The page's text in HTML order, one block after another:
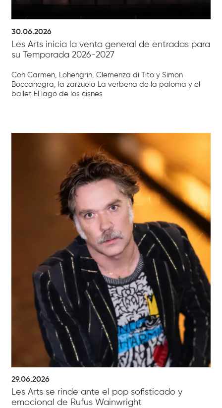
30.06.2026
Les Arts inicia la venta general de entradas para
su Temporada 2026-2027
Con Carmen, Lohengrin, Clemenza di Tito y Simon
Boccanegra, la zarzuela La verbena de la paloma y el
ballet El lago de los cisnes
29.06.2026
Les Arts se rinde ante el pop sofisticado y
emocional de Rufus Wainwright